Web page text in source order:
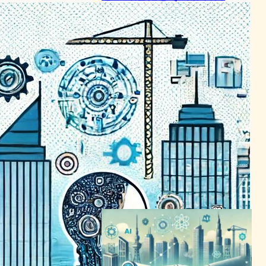
AI（人工知能）ニュース
2024年2月13日4:58
AIが変革を牽引、サイバーセ
キュリティの未来を再定義
サイバーセキュリティニュース
2024年3月29日6:15
AI、単なる生産性ツールでは
なく、仕事を革新する―世界
経済フォーラムが示す未来の
労働像
AI（人工知能）ニュース｜
テクノロジーと社会ニュース
2024年1月9日22:26